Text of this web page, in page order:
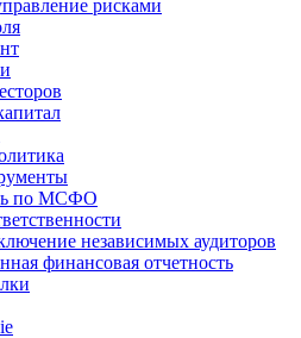
рисками
по МСФО
независимых аудиторов
финансовая отчетность